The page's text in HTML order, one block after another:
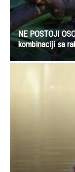
NE POSTOJI
kombinaciji sa